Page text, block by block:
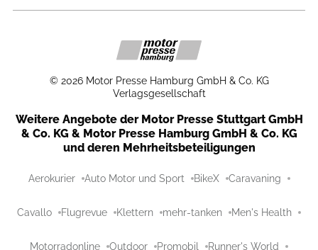
© 2026 Motor Presse Hamburg GmbH & Co. KG
Verlagsgesellschaft
Weitere Angebote der Motor Presse Stuttgart GmbH
& Co. KG & Motor Presse Hamburg GmbH & Co. KG
und deren Mehrheitsbeteiligungen
Aerokurier Auto Motor und Sport BikeX Caravaning
Cavallo Flugrevue Klettern mehr-tanken Men's Health
Motorradonline Outdoor Promobil Runner's World